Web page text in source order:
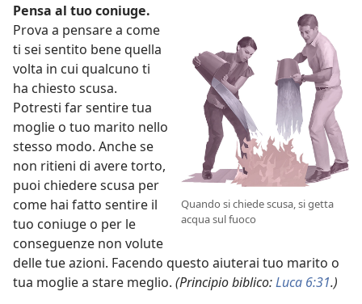
Quando si chiede scusa, si getta
acqua sul fuoco
Pensa al tuo coniuge.
Prova a pensare a come
ti sei sentito bene quella
volta in cui qualcuno ti
ha chiesto scusa.
Potresti far sentire tua
moglie o tuo marito nello
stesso modo. Anche se
non ritieni di avere torto,
puoi chiedere scusa per
come hai fatto sentire il
tuo coniuge o per le
conseguenze non volute
delle tue azioni. Facendo questo aiuterai tuo marito o
tua moglie a stare meglio. (Principio biblico:Luca 6:31.)